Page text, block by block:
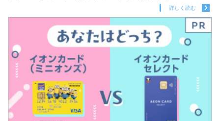
詳しく読む